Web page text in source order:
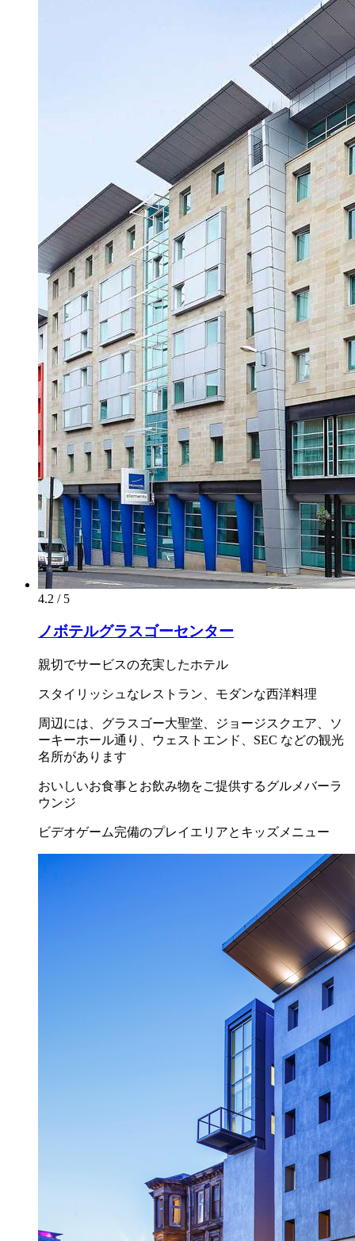
4.2 / 5
ノボテルグラスゴーセンター
親切でサービスの充実したホテル
スタイリッシュなレストラン、モダンな西洋料理
周辺には、グラスゴー大聖堂、ジョージスクエア、ソ
ーキーホール通り、ウェストエンド、SEC などの観光
名所があります
おいしいお食事とお飲み物をご提供するグルメバーラ
ウンジ
ビデオゲーム完備のプレイエリアとキッズメニュー